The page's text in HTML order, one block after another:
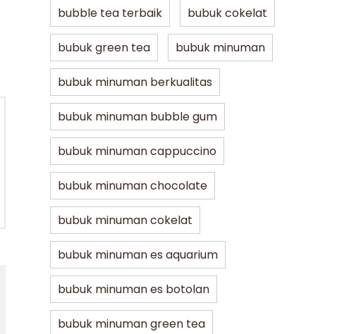
bubble tea terbaik bubuk cokelat
bubuk green tea bubuk minuman
bubuk minuman berkualitas
bubuk minuman bubble gum
bubuk minuman cappuccino
bubuk minuman chocolate
bubuk minuman cokelat
bubuk minuman es aquarium
bubuk minuman es botolan
bubuk minuman green tea